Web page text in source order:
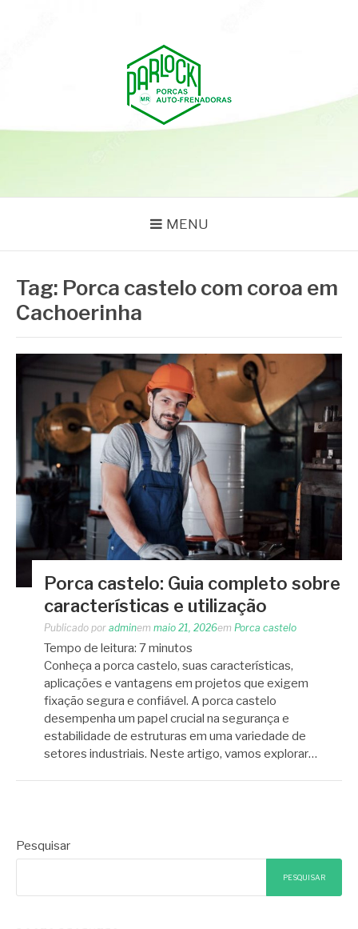
MENU
Tag: Porca castelo com coroa em
Cachoerinha
Porca castelo: Guia completo sobre
características e utilização
Publicado por adminem maio 21, 2026em Porca castelo
Tempo de leitura: 7minutos
Conheça a porca castelo, suas características,
aplicações e vantagens em projetos que exigem
fixação segura e confiável. A porca castelo
desempenha um papel crucial na segurança e
estabilidade de estruturas em uma variedade de
setores industriais. Neste artigo, vamos explorar…
Pesquisar
PESQUISAR